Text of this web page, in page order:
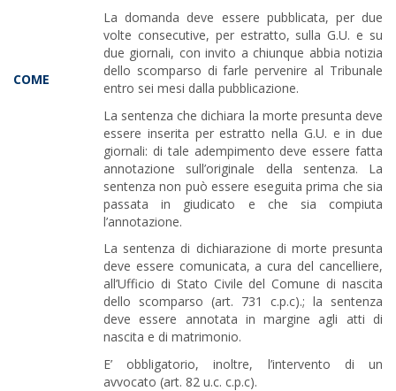
COME
La domanda deve essere pubblicata, per due
volte consecutive, per estratto, sulla G.U. e su
due giornali, con invito a chiunque abbia notizia
dello scomparso di farle pervenire al Tribunale
entro sei mesi dalla pubblicazione.
La sentenza che dichiara la morte presunta deve
essere inserita per estratto nella G.U. e in due
giornali: di tale adempimento deve essere fatta
annotazione sull’originale della sentenza. La
sentenza non può essere eseguita prima che sia
passata in giudicato e che sia compiuta
l’annotazione.
La sentenza di dichiarazione di morte presunta
deve essere comunicata, a cura del cancelliere,
all’Ufficio di Stato Civile del Comune di nascita
dello scomparso (art. 731 c.p.c).; la sentenza
deve essere annotata in margine agli atti di
nascita e di matrimonio.
E’ obbligatorio, inoltre, l’intervento di un
avvocato (art. 82 u.c. c.p.c).